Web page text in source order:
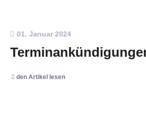
01. Januar 2024
den Artikel lesen